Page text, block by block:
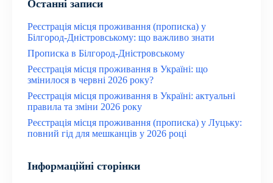
Останні записи
Реєстрація місця проживання (прописка) у
Білгород-Дністровському: що важливо знати
Прописка в Білгород-Дністровському
Реєстрація місця проживання в Україні: що
змінилося в червні 2026 року?
Реєстрація місця проживання в Україні: актуальні
правила та зміни 2026 року
Реєстрація місця проживання (прописка) у Луцьку:
повний гід для мешканців у 2026 році
Інформаційні сторінки